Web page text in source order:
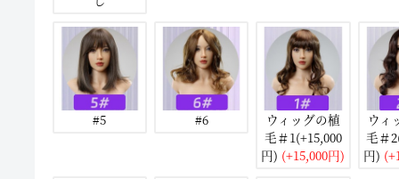
#5 #6
ウィッグの植
毛＃1(+15,000
円) (+15,000円)
ウィ
毛＃
円)